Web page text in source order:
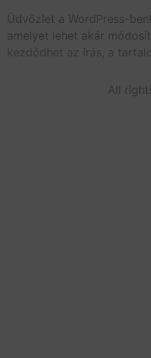
Üdvözlet a WordPress-
amelyet lehet akár
kezdődhet az írás, a
All